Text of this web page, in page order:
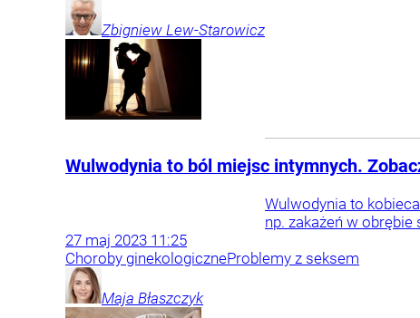
Zbigniew Lew-Starowicz
Wulwodynia to ból miejsc intymnych.
Wulwodynia to
np. zakażeń w
27 maj 2023 11:25
Choroby ginekologiczneProblemy z seksem
Maja Błaszczyk